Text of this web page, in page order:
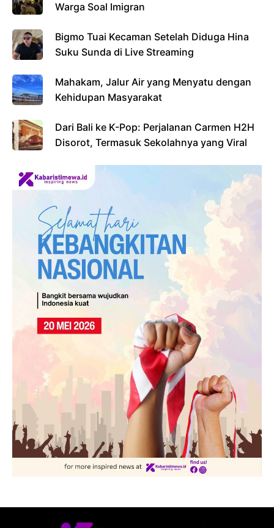
Warga Soal Imigran
Bigmo Tuai Kecaman Setelah Diduga Hina
Suku Sunda di Live Streaming
Mahakam, Jalur Air yang Menyatu dengan
Kehidupan Masyarakat
Dari Bali ke K-Pop: Perjalanan Carmen H2H
Disorot, Termasuk Sekolahnya yang Viral